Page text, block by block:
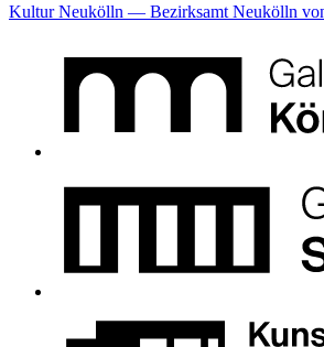
Kultur Neukölln — Bezirksamt Neukölln